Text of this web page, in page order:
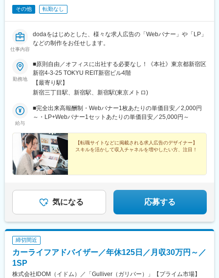
谷町九丁目駅、新今宮駅前駅、近鉄名古屋駅、車道駅、新豊橋
駅、ナゴヤドーム前矢田駅、栄町駅(愛知県)、丸の内駅(愛知県)、
駅前駅、函館駅前駅、西４丁目駅、狸小路駅、平和通駅、黒崎駅
前駅、天神南駅、呉服町駅(福岡県)、櫛原駅、渡辺通駅、仙台駅
(地下鉄)、宇都宮駅東口駅、北鉄金沢駅、福井駅、市役所前駅(長
野県)、名鉄岐阜駅、新静岡駅、上栄町駅、ハーバーランド駅、田
駅、宮田町駅、五島町駅、熊本駅前駅、鹿児島中央駅前駅、赤羽
橋駅、新宿西口駅、都電雑司ケ谷駅、六本木一丁目駅、内幸町
駅、虎ノ門駅、八丁堀駅(東京都)、銀座一丁目駅、馬喰町駅、初台
駅、五反田駅、竹橋駅、大塚駅(東京都)、信濃町駅、国立競技場
板橋区役所前駅、飯田橋駅、星川駅、高島町駅、高津駅(神奈川
県)、蒲生駅、東海神駅、栄町駅(千葉県)、リゾートゲートウェ
駅、矢田駅(愛知県)、北１２条駅、市役所前駅(北海道)、バスセン
ター前駅、資生館小学校前駅、西小倉駅、西黒崎駅、櫛田神社前
駅、薬院大通駅、東宿郷駅、電鉄富山駅、七ツ屋駅、新福井駅、
日吉町駅、島ノ関駅、高速神戸駅、猿猴橋町駅、二本木口駅、都
通駅
その他 転勤なし
仕事内容
dodaをはじめとした、様々な求人広告の「Webバナー」や「LP」
などの制作をお任せします。
勤務地
■原則自由／オフィスに出社する必要なし！《本社》東京都新宿区
新宿4-3-25 TOKYU REIT新宿ビル4階
【最寄り駅】
新宿三丁目駅、新宿駅、新宿駅(東京メトロ)
給与
■完全出来高報酬制・Webバナー1枚あたりの単価目安／2,000円
～・LP+Webバナー1セットあたりの単価目安／25,000円～
【転職サイトなどに掲載される求人広告のデザイナー】
スキルを活かして収入チャネルを増やしたい方、注目！
気になる 応募する
締切間近
カーライフアドバイザー／年休125日／月収30万円～／
1SP
株式会社IDOM（イドム）／「Gulliver（ガリバー）」【プライム市場】